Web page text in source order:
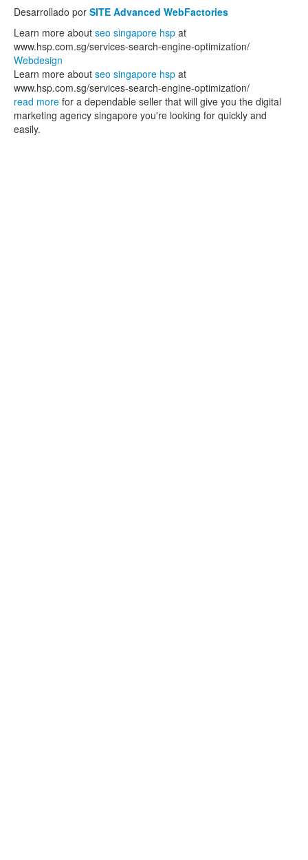
Desarrollado por SITE Advanced WebFactories
Learn more about seo singapore hsp at
www.hsp.com.sg/services-search-engine-optimization/
Webdesign
Learn more about seo singapore hsp at
www.hsp.com.sg/services-search-engine-optimization/
read more for a dependable seller that will give you the digital
marketing agency singapore you're looking for quickly and
easily.